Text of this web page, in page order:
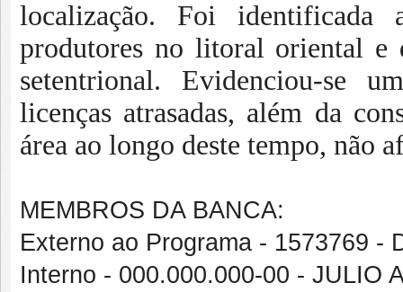
localização. Foi identificada
produtores no litoral oriental e
setentrional. Evidenciou-se
licenças atrasadas, além da
área ao longo deste tempo, não
MEMBROS DA BANCA:
Externo ao Programa - 1573769 -
Interno - 000.000.000-00 - JULIO